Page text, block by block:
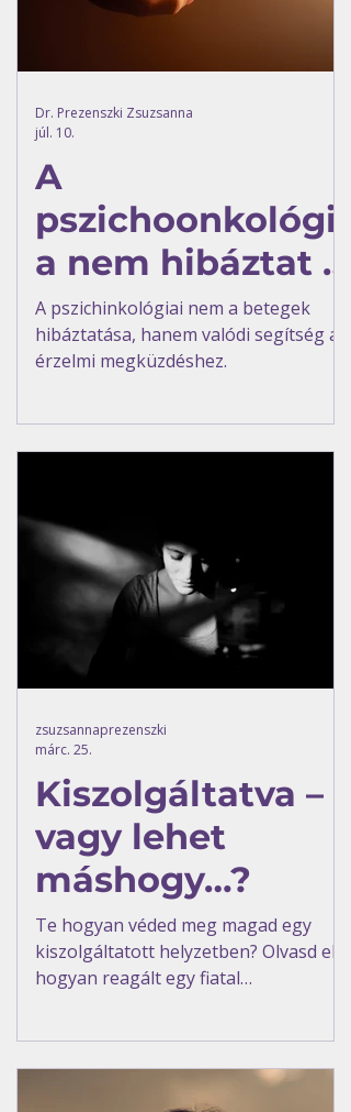
A
pszichoonkológi
a nem hibáztat –
avagy a ló másik
oldala
A pszichinkológiai nem a betegek
hibáztatása, hanem valódi segítség az
érzelmi megküzdéshez.
Dr. Prezenszki Zsuzsanna
júl. 10.
Kiszolgáltatva –
vagy lehet
máshogy…?
Te hogyan véded meg magad egy
kiszolgáltatott helyzetben? Olvasd el,
hogyan reagált egy fiatal
zsuzsannaprezenszki
márc. 25.